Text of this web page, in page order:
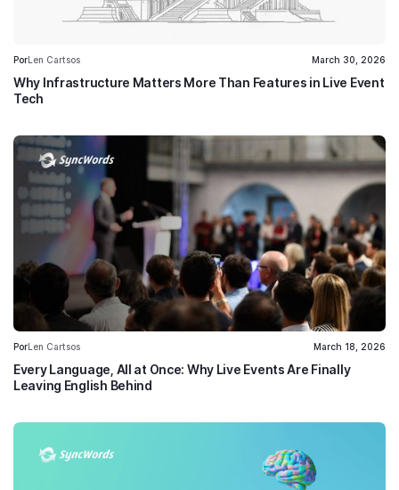
PorLen Cartsos March 30, 2026
Why Infrastructure Matters More Than Features in Live Event
Tech
PorLen Cartsos March 18, 2026
Every Language, All at Once: Why Live Events Are Finally
Leaving English Behind